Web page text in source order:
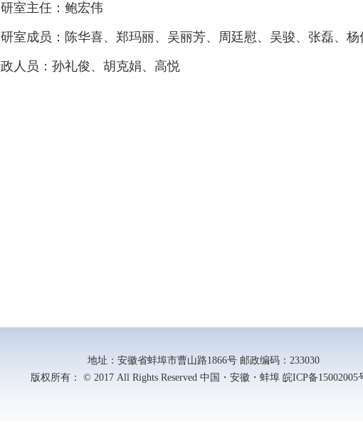
室主任：鲍宏伟
室成员：陈华喜、郑玛丽、吴丽芳、周廷慰、吴骏、张磊、
人员：孙礼俊、胡克娟、高悦
地址：安徽省蚌埠市曹山路1866号 邮政编码：233030
版权所有： © 2017 All Rights Reserved 中国・安徽・蚌埠 皖ICP备15002005